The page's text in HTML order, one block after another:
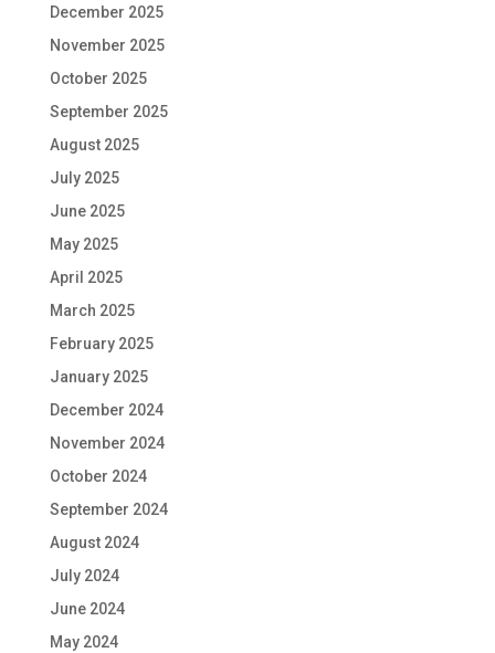
December 2025
November 2025
October 2025
September 2025
August 2025
July 2025
June 2025
May 2025
April 2025
March 2025
February 2025
January 2025
December 2024
November 2024
October 2024
September 2024
August 2024
July 2024
June 2024
May 2024